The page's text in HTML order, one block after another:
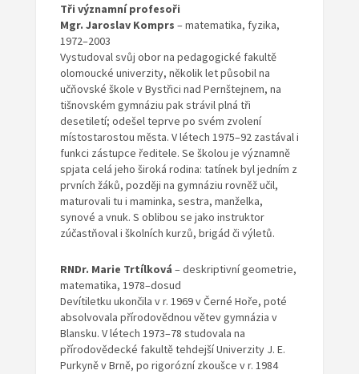
Tři významní profesoři
Mgr. Jaroslav Komprs – matematika, fyzika,
1972–2003
Vystudoval svůj obor na pedagogické fakultě
olomoucké univerzity, několik let působil na
učňovské škole v Bystřici nad Pernštejnem, na
tišnovském gymnáziu pak strávil plná tři
desetiletí; odešel teprve po svém zvolení
místostarostou města. V létech 1975–92 zastával i
funkci zástupce ředitele. Se školou je významně
spjata celá jeho široká rodina: tatínek byl jedním z
prvních žáků, později na gymnáziu rovněž učil,
maturovali tu i maminka, sestra, manželka,
synové a vnuk. S oblibou se jako instruktor
zúčastňoval i školních kurzů, brigád či výletů.
RNDr. Marie Trtílková – deskriptivní geometrie,
matematika, 1978–dosud
Devítiletku ukončila v r. 1969 v Černé Hoře, poté
absolvovala přírodovědnou větev gymnázia v
Blansku. V létech 1973–78 studovala na
přírodovědecké fakultě tehdejší Univerzity J. E.
Purkyně v Brně, po rigorózní zkoušce v r. 1984